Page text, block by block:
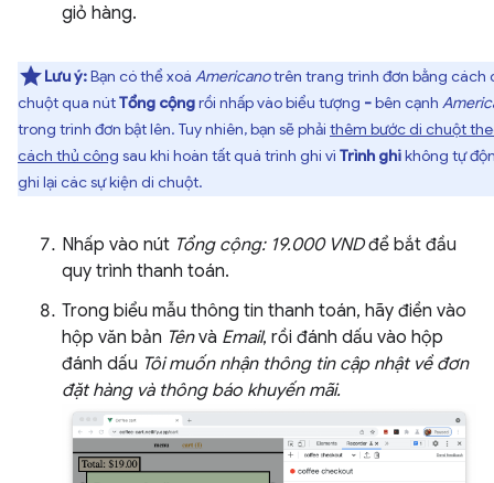
giỏ hàng.
Lưu ý:Bạn có thể xoá Americanotrên trang trình đơn bằng cách
chuột qua nútTổng cộngrồi nhấp vào biểu tượng -bên cạnh
trong trình đơn bật lên. Tuy nhiên, bạn sẽ phải thêm bước di chuột
cách thủ công sau khi hoàn tất quá trình ghi vì Trình ghikhông tự
ghi lại các sự kiện di chuột.
Nhấp vào nút Tổng cộng: 19.000 VNDđể bắt đầu
quy trình thanh toán.
Trong biểu mẫu thông tin thanh toán, hãy điền vào
hộp văn bản Tênvà Email, rồi đánh dấu vào hộp
đánh dấu Tôi muốn nhận thông tin cập nhật về đơn
đặt hàng và thông báo khuyến mãi.